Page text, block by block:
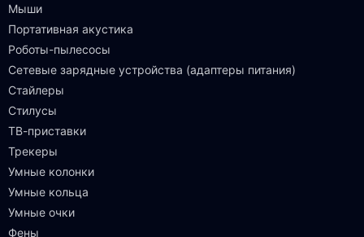
Мыши
Портативная акустика
Роботы-пылесосы
Сетевые зарядные устройства (адаптеры питания)
Стайлеры
Стилусы
ТВ-приставки
Трекеры
Умные колонки
Умные кольца
Умные очки
Фены